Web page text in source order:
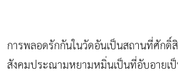
การพลอดรักกันในวัดอันเป็นสถานที่ศักดิ์
สังคมประณามหยามหมิ่นเป็นที่อับอายเป็